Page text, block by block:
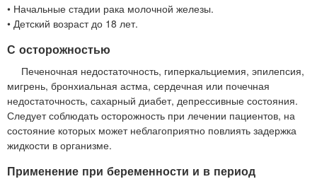
• Начальные стадии рака молочной железы.
• Детский возраст до 18 лет.
С осторожностью
Печеночная недостаточность, гиперкальциемия, эпилепсия,
мигрень, бронхиальная астма, сердечная или почечная
недостаточность, сахарный диабет, депрессивные состояния.
Следует соблюдать осторожность при лечении пациентов, на
состояние которых может неблагоприятно повлиять задержка
жидкости в организме.
Применение при беременности и в период